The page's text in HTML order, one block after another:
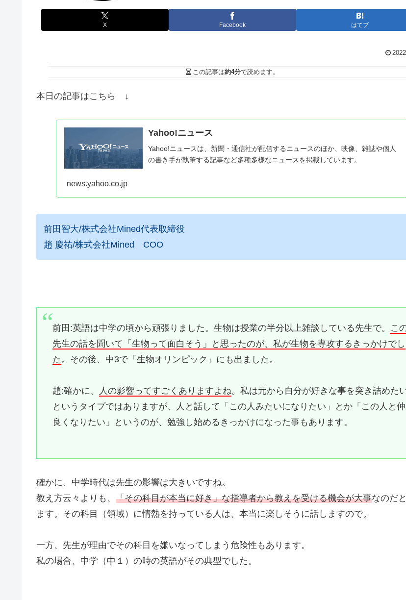
X Facebook はてブ
この記事は約4分で読めます。
本日の記事はこちら ↓
Yahoo!ニュース
Yahoo!ニュースは、新聞・通信社が配信するニュースのほか、映像、雑誌や個人
の書き手が執筆する記事など多種多様なニュースを掲載しています。
news.yahoo.co.jp
前田智大/株式会社Mined代表取締役
趙 慶祐/株式会社Mined COO
前田:英語は中学の頃から頑張りました。生物は授業の半分以上雑談している先生で。 こ
先生の話を聞いて「生物って面白そう」と思ったのが、私が生物を専攻するきっかけでし
た 。その後、中3で「生物オリンピック」にも出ました。
趙:確かに、 人の影響ってすごくありますよね。私は元から自分が好きな事を突き詰めた
というタイプではありますが、人と話して「この人みたいになりたい」とか「この人と仲
良くなりたい」というのが、勉強し始めるきっかけになった事もあります。
確かに、中学時代は先生の影響は大きいですね。
教え方云々よりも、 「その科目が本当に好き」な指導者から教えを受ける機会が大事なのだ
ます。その科目（領域）に情熱を持っている人は、本当に楽しそうに話しますので。
一方、先生が理由でその科目を嫌いなってしまう危険性もあります。
私の場合、中学（中１）の時の英語がその典型でした。